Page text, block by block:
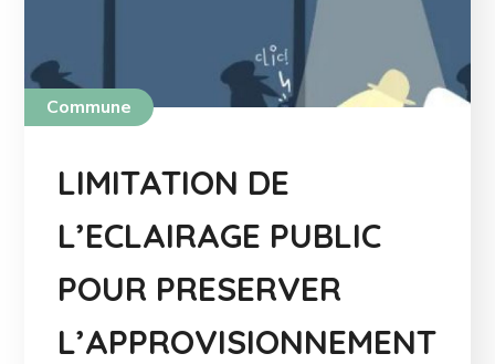
Commune
LIMITATION DE
L’ECLAIRAGE PUBLIC
POUR PRESERVER
L’APPROVISIONNEMENT